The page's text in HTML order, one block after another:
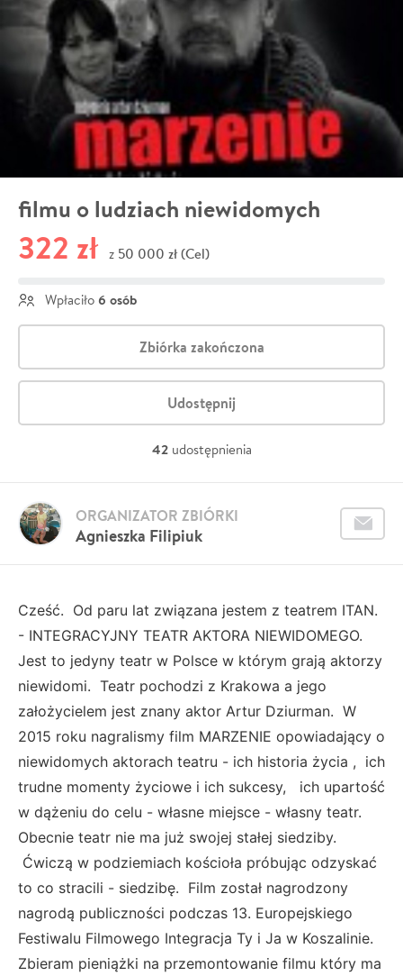
filmu o ludziach niewidomych
322 zł z 50 000 zł (Cel)
Wpłaciło 6 osób
Zbiórka zakończona
Udostępnij
42 udostępnienia
Agnieszka Filipiuk
ORGANIZATOR ZBIÓRKI
Cześć. Od paru lat związana jestem z teatrem ITAN.
- INTEGRACYJNY TEATR AKTORA NIEWIDOMEGO.
Jest to jedyny teatr w Polsce w którym grają aktorzy
niewidomi. Teatr pochodzi z Krakowa a jego
założycielem jest znany aktor Artur Dziurman. W
2015 roku nagralismy film MARZENIE opowiadający o
niewidomych aktorach teatru - ich historia życia , ich
trudne momenty życiowe i ich sukcesy, ich upartość
w dążeniu do celu - własne miejsce - własny teatr.
Obecnie teatr nie ma już swojej stałej siedziby.
Ćwiczą w podziemiach kościoła próbując odzyskać
to co stracili - siedzibę. Film został nagrodzony
nagrodą publiczności podczas 13. Europejskiego
Festiwalu Filmowego Integracja Ty i Ja w Koszalinie.
Zbieram pieniążki na przemontowanie filmu który ma